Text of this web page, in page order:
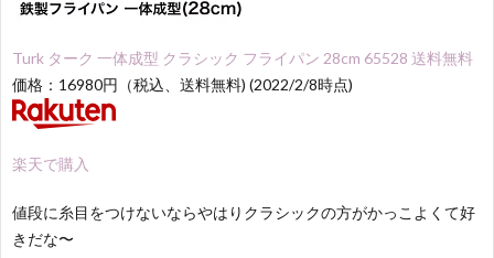
Turk ターク 一体成型 クラシック フライパン 28cm 65528 送料無料
価格：16980円（税込、送料無料) (2022/2/8時点)
楽天で購入
値段に糸目をつけないならやはりクラシックの方がかっこよくて好
きだな〜